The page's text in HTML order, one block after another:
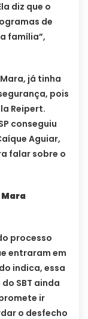
diz que o
de
família”,
já tinha
pois
Reipert.
conseguiu
Aguiar,
falar sobre o
Mara
processo
entraram em
indica, essa
SBT ainda
ir
o desfecho